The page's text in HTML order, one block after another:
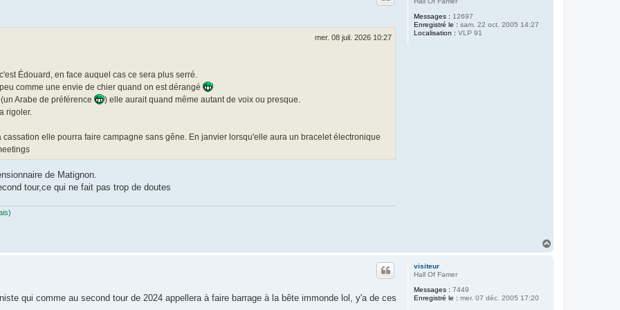
Messages : 12697
Enregistré le : sam. 22 oct. 2005 14:27
Localisation : VLP 91
mer. 08 juil. 2026 10:27
Édouard, en face auquel cas ce sera plus serré.
comme une envie de chier quand on est dérangé
Arabe de préférence
) elle aurait quand même autant de voix ou presque.
rigoler.
elle pourra faire campagne sans gêne. En janvier lorsqu'elle aura un bracelet électronique
de Matignon.
tour,ce qui ne fait pas trop de doutes
visiteur
Hall Of Famer
Messages : 7449
Enregistré le : mer. 07 déc. 2005 17:20
qui comme au second tour de 2024 appellera à faire barrage à la bête immonde lol, y'a de ces